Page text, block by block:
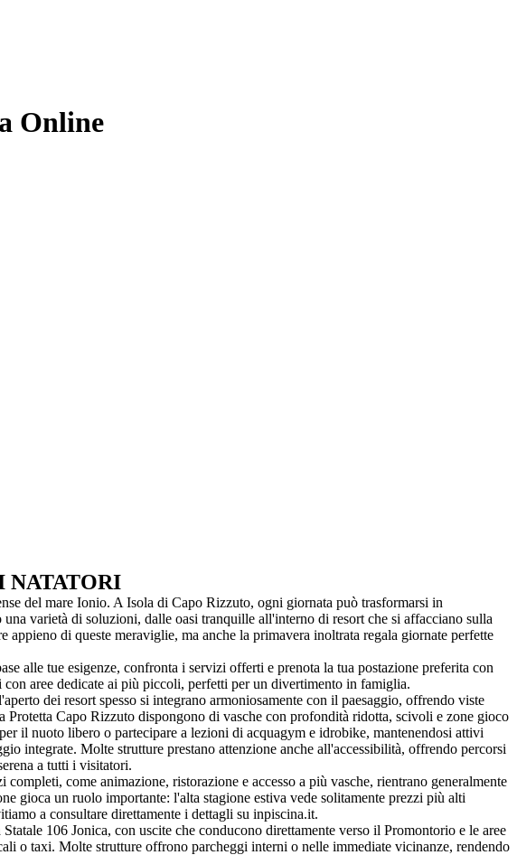
Online
NATATORI
del mare Ionio. A Isola di Capo Rizzuto, ogni giornata può trasformarsi in
varietà di soluzioni, dalle oasi tranquille all'interno di resort che si affacciano sulla
di queste meraviglie, ma anche la primavera inoltrata regala giornate perfette
alle tue esigenze, confronta i servizi offerti e prenota la tua postazione preferita con
aree dedicate ai più piccoli, perfetti per un divertimento in famiglia.
dei resort spesso si integrano armoniosamente con il paesaggio, offrendo viste
Capo Rizzuto dispongono di vasche con profondità ridotta, scivoli e zone gioco
il nuoto libero o partecipare a lezioni di acquagym e idrobike, mantenendosi attivi
integrate. Molte strutture prestano attenzione anche all'accessibilità, offrendo percorsi
a tutti i visitatori.
come animazione, ristorazione e accesso a più vasche, rientrano generalmente
gioca un ruolo importante: l'alta stagione estiva vede solitamente prezzi più alti
a consultare direttamente i dettagli su inpiscina.it.
106 Jonica, con uscite che conducono direttamente verso il Promontorio e le aree
o taxi. Molte strutture offrono parcheggi interni o nelle immediate vicinanze, rendendo